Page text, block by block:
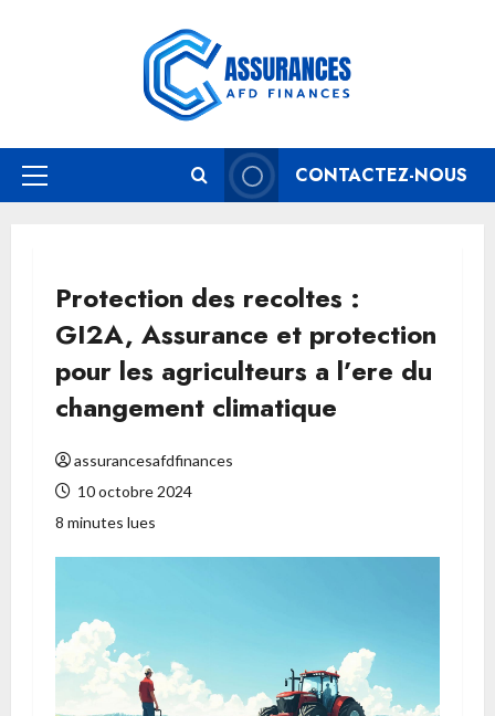
Menu
CONTACTEZ-NOUS
Protection des recoltes :
GI2A, Assurance et protection
pour les agriculteurs a l’ere du
changement climatique
assurancesafdfinances
10 octobre 2024
8 minutes lues